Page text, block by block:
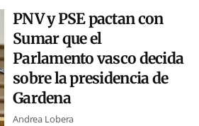
PNV y PSE pactan con
Sumar que el
Parlamento vasco decida
sobre la presidencia de
Gardena
Andrea Lobera